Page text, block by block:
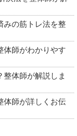
みの筋トレ法を整
体師がわかりやす
体師が解説しま
体師が詳しくお伝